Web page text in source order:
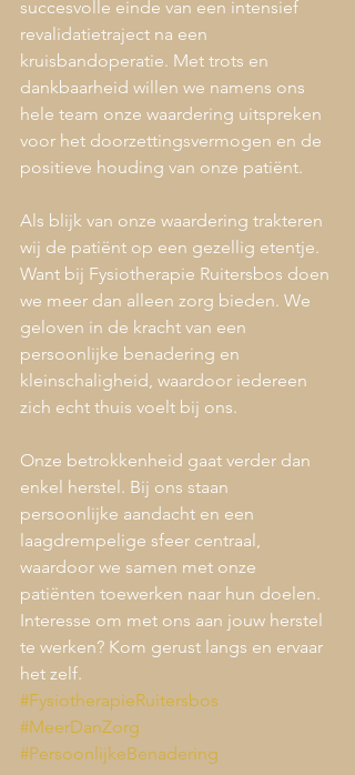
succesvolle einde van een intensief
revalidatietraject na een
kruisbandoperatie. Met trots en
dankbaarheid willen we namens ons
hele team onze waardering uitspreken
voor het doorzettingsvermogen en de
positieve houding van onze patiënt.
Als blijk van onze waardering trakteren
wij de patiënt op een gezellig etentje.
Want bij Fysiotherapie Ruitersbos doen
we meer dan alleen zorg bieden. We
geloven in de kracht van een
persoonlijke benadering en
kleinschaligheid, waardoor iedereen
zich echt thuis voelt bij ons.
Onze betrokkenheid gaat verder dan
enkel herstel. Bij ons staan
persoonlijke aandacht en een
laagdrempelige sfeer centraal,
waardoor we samen met onze
patiënten toewerken naar hun doelen.
Interesse om met ons aan jouw herstel
te werken? Kom gerust langs en ervaar
het zelf.
#FysiotherapieRuitersbos
#MeerDanZorg
#PersoonlijkeBenadering